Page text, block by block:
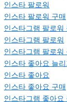
인스타 팔로워
인스타 팔로워 구매
인스타그램 팔로워
인스타그램 팔로워
인스타그램 팔로워
인스타 좋아요 늘리
인스타 좋아요
인스타 좋아요 구매
인스타그램 좋아요